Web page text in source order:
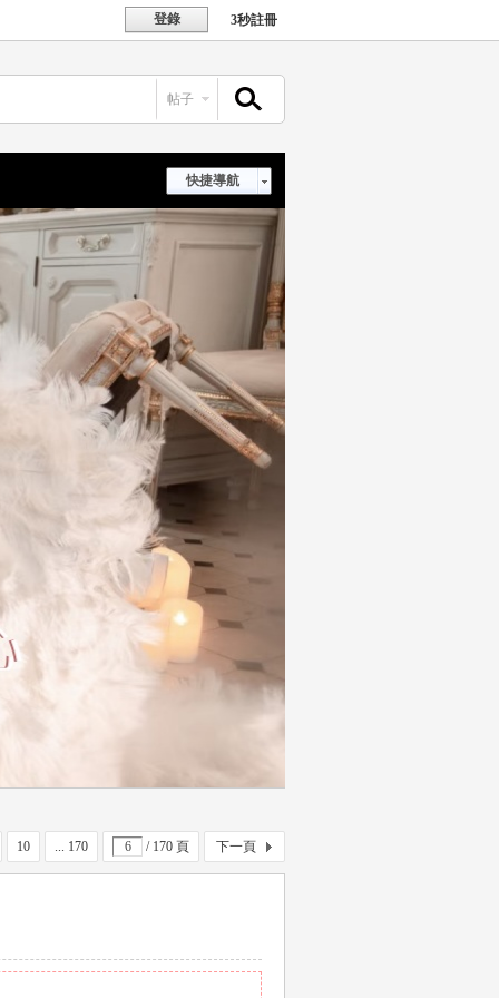
登錄 3秒註冊
帖子
快捷導航
10 ... 170 / 170 頁 下一頁